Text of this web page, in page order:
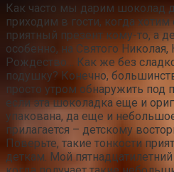
Как часто мы дарим шоколад
приходим в гости, когда
приятный презент кому-то, а
особенно, на Святого
Рождество… Как же без
подушку? Конечно,
просто утром обнаружить
если эта шоколадка еще и
упакована, да еще и
прилагается – детскому
Поверьте, такие тонкости
деткам. Мой